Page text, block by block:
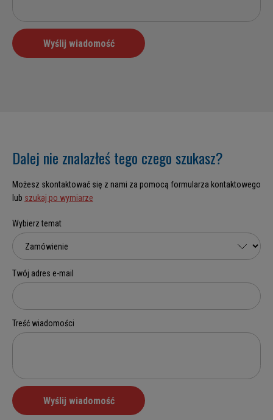
Dalej nie znalazłeś tego czego szukasz?
Możesz skontaktować się z nami za pomocą formularza kontaktowego
lub szukaj po wymiarze